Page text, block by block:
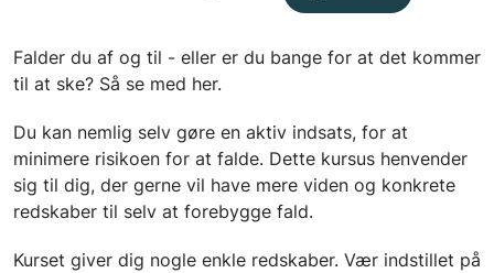
Falder du af og til - eller er du bange for at det kommer
til at ske? Så se med her.
Du kan nemlig selv gøre en aktiv indsats, for at
minimere risikoen for at falde. Dette kursus henvender
sig til dig, der gerne vil have mere viden og konkrete
redskaber til selv at forebygge fald.
Kurset giver dig nogle enkle redskaber. Vær indstillet på